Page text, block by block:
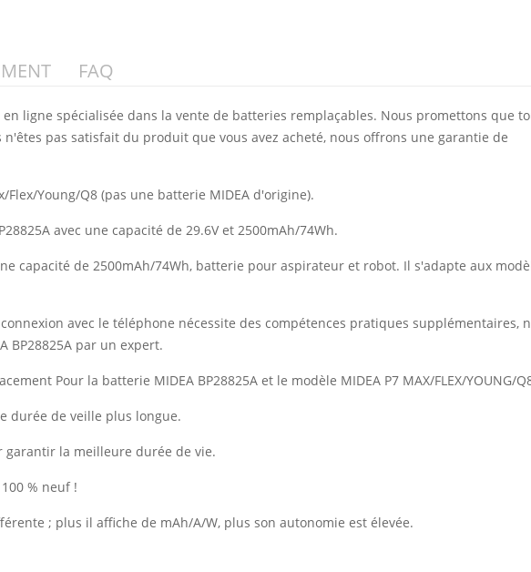
FAQ
ligne spécialisée dans la vente de batteries remplaçables. Nous promettons que
pas satisfait du produit que vous avez acheté, nous offrons une garantie de
Young/Q8 (pas une batterie MIDEA d'origine).
avec une capacité de 29.6V et 2500mAh/74Wh.
capacité de 2500mAh/74Wh, batterie pour aspirateur et robot. Il s'adapte aux
avec le téléphone nécessite des compétences pratiques supplémentaires,
BP28825A par un expert.
Pour la batterie MIDEA BP28825A et le modèle MIDEA P7 MAX/FLEX/YOUNG/
durée de veille plus longue.
garantir la meilleure durée de vie.
% neuf !
; plus il affiche de mAh/A/W, plus son autonomie est élevée.